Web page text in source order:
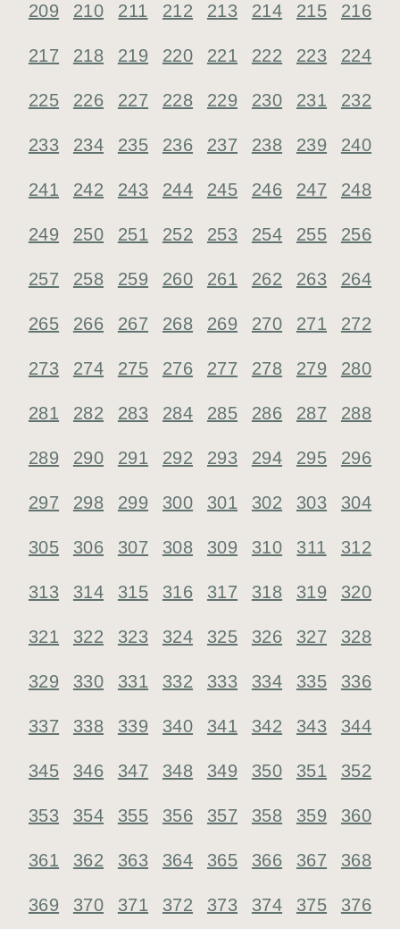
209 210 211 212 213 214 215 216
217 218 219 220 221 222 223 224
225 226 227 228 229 230 231 232
233 234 235 236 237 238 239 240
241 242 243 244 245 246 247 248
249 250 251 252 253 254 255 256
257 258 259 260 261 262 263 264
265 266 267 268 269 270 271 272
273 274 275 276 277 278 279 280
281 282 283 284 285 286 287 288
289 290 291 292 293 294 295 296
297 298 299 300 301 302 303 304
305 306 307 308 309 310 311 312
313 314 315 316 317 318 319 320
321 322 323 324 325 326 327 328
329 330 331 332 333 334 335 336
337 338 339 340 341 342 343 344
345 346 347 348 349 350 351 352
353 354 355 356 357 358 359 360
361 362 363 364 365 366 367 368
369 370 371 372 373 374 375 376